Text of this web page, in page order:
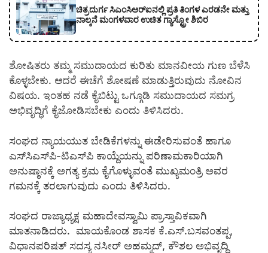
ಚಿತ್ರದುರ್ಗ ಸಿಎಂಸಿಆರ್‍ಐನಲ್ಲಿ ಪ್ರತಿ ತಿಂಗಳ ಎರಡನೇ ಮತ್ತು
ನಾಲ್ಕನೆ ಮಂಗಳವಾರ ಉಚಿತ ಗ್ಯಾಸ್ಟ್ರೋ ಶಿಬಿರ
ಶೋಷಿತರು ತಮ್ಮ ಸಮುದಾಯದ ಕುರಿತು ಮಾನವೀಯ ಗುಣ ಬೆಳೆಸಿ
ಕೊಳ್ಳಬೇಕು. ಆದರೆ ಈಚೆಗೆ ಶೋಷಣೆ ಮಾಡುತ್ತಿರುವುದು ನೋವಿನ
ವಿಷಯ. ಇಂತಹ ನಡೆ ಕೈಬಿಟ್ಟು ಒಗ್ಗೂಡಿ ಸಮುದಾಯದ ಸಮಗ್ರ
ಅಭಿವೃದ್ಧಿಗೆ ಕೈಜೋಡಿಸಬೇಕು ಎಂದು ತಿಳಿಸಿದರು.
ಸಂಘದ ನ್ಯಾಯಯುತ ಬೇಡಿಕೆಗಳನ್ನು ಈಡೇರಿಸುವಂತೆ ಹಾಗೂ
ಎಸ್‌ಸಿಎಸ್‌ಪಿ-ಟಿಎಸ್‌ಪಿ ಕಾಯ್ದೆಯನ್ನು ಪರಿಣಾಮಕಾರಿಯಾಗಿ
ಅನುಷ್ಠಾನಕ್ಕೆ ಅಗತ್ಯ ಕ್ರಮ ಕೈಗೊಳ್ಳುವಂತೆ ಮುಖ್ಯಮಂತ್ರಿ ಅವರ
ಗಮನಕ್ಕೆ ತರಲಾಗುವುದು ಎಂದು ತಿಳಿಸಿದರು.
ಸಂಘದ ರಾಜ್ಯಾಧ್ಯಕ್ಷ ಮಹಾದೇವಸ್ವಾಮಿ ಪ್ರಾಸ್ತಾವಿಕವಾಗಿ
ಮಾತನಾಡಿದರು. ಮಾಯಕೊಂಡ ಶಾಸಕ ಕೆ.ಎಸ್.ಬಸವಂತಪ್ಪ,
ವಿಧಾನಪರಿಷತ್ ಸದಸ್ಯ ನಸೀರ್ ಅಹಮ್ಮದ್, ಕೌಶಲ ಅಭಿವೃದ್ಧಿ